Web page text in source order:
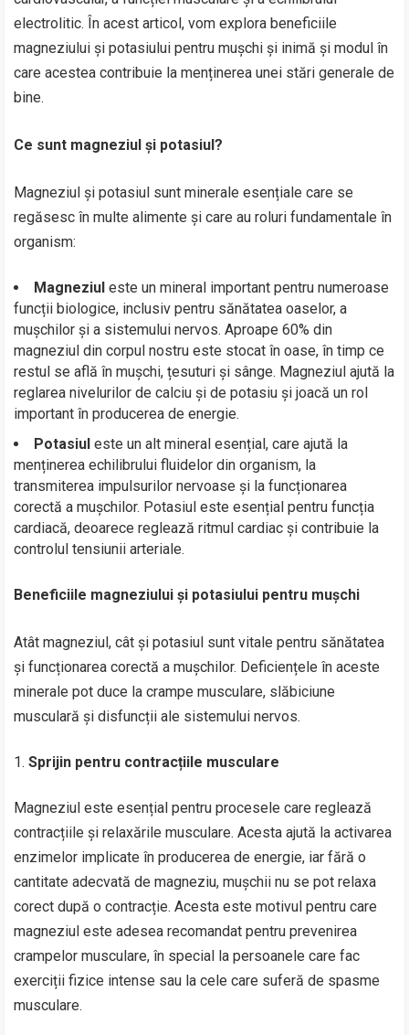
electrolitic. În acest articol, vom explora beneficiile
magneziului și potasiului pentru mușchi și inimă și modul în
care acestea contribuie la menținerea unei stări generale de
bine.
Ce sunt magneziul și potasiul?
Magneziul și potasiul sunt minerale esențiale care se
regăsesc în multe alimente și care au roluri fundamentale în
organism:
Magneziul este un mineral important pentru numeroase
funcții biologice, inclusiv pentru sănătatea oaselor, a
mușchilor și a sistemului nervos. Aproape 60% din
magneziul din corpul nostru este stocat în oase, în timp ce
restul se află în mușchi, țesuturi și sânge. Magneziul ajută la
reglarea nivelurilor de calciu și de potasiu și joacă un rol
important în producerea de energie.
Potasiul este un alt mineral esențial, care ajută la
menținerea echilibrului fluidelor din organism, la
transmiterea impulsurilor nervoase și la funcționarea
corectă a mușchilor. Potasiul este esențial pentru funcția
cardiacă, deoarece reglează ritmul cardiac și contribuie la
controlul tensiunii arteriale.
Beneficiile magneziului și potasiului pentru mușchi
Atât magneziul, cât și potasiul sunt vitale pentru sănătatea
și funcționarea corectă a mușchilor. Deficiențele în aceste
minerale pot duce la crampe musculare, slăbiciune
musculară și disfuncții ale sistemului nervos.
Sprijin pentru contracțiile musculare
Magneziul este esențial pentru procesele care reglează
contracțiile și relaxările musculare. Acesta ajută la activarea
enzimelor implicate în producerea de energie, iar fără o
cantitate adecvată de magneziu, mușchii nu se pot relaxa
corect după o contracție. Acesta este motivul pentru care
magneziul este adesea recomandat pentru prevenirea
crampelor musculare, în special la persoanele care fac
exerciții fizice intense sau la cele care suferă de spasme
musculare.